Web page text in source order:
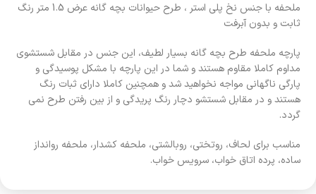
ملحفه با جنس نخ پلی استر ، طرح حیوانات بچه گانه عرض 1.5 متر رنگ
ثابت و بدون آبرفت
پارچه ملحفه طرح بچه گانه بسیار لطیف، این جنس در مقابل شستشوی
مداوم کاملا مقاوم هستند و شما در این پارچه با مشکل پوسیدگی و
پارگی ناگهانی مواجه نخواهید شد و همچنین کاملا دارای ثبات رنگ
هستند و در مقابل شستشو دچار رنگ پریدگی و از بین رفتن طرح نمی
گردد.
مناسب برای لحاف، روتختی، روبالشتی، ملحفه کشدار، ملحفه روانداز
ساده، پرده اتاق خواب، سرویس خواب.